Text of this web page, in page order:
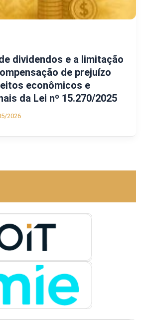
dividendos e a limitação
de prejuízo
econômicos e
da Lei nº 15.270/2025
2026